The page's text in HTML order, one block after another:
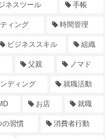
ネスツール 手帳
ィング 時間管理
ビジネススキル 組織
父親 ノマド
ディング 就職活動
お店 就職
の習慣 消費者行動